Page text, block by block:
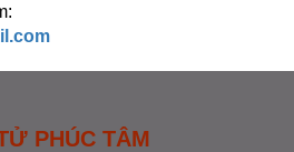
PHÚC TÂM